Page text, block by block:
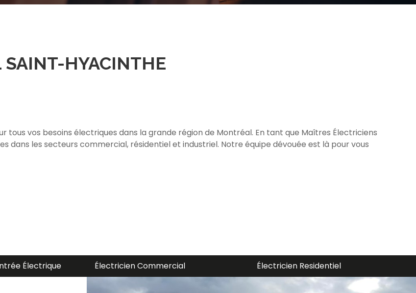
SAINT-HYACINTHE
vos besoins électriques dans la grande région de Montréal. En tant que Maîtres Électriciens
dans les secteurs commercial, résidentiel et industriel. Notre équipe dévouée est là pour vous
Électricien Residentiel Électricien Piscine